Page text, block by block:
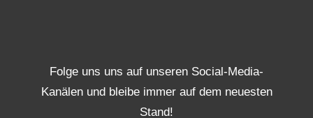
Folge uns uns auf unseren Social-Media-
Kanälen und bleibe immer auf dem neuesten
Stand!